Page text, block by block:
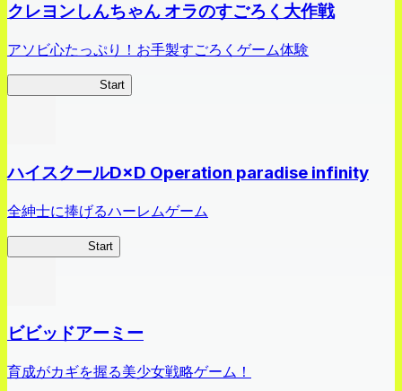
クレヨンしんちゃん オラのすごろく大作戦
アソビ心たっぷり！お手製すごろくゲーム体験
Start
ハイスクールD×D Operation paradise infinity
全紳士に捧げるハーレムゲーム
Start
ビビッドアーミー
育成がカギを握る美少女戦略ゲーム！